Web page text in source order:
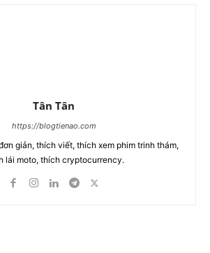
Tân Tân
https://blogtienao.com
giản, thích viết, thích xem phim trinh thám,
lái moto, thích cryptocurrency.